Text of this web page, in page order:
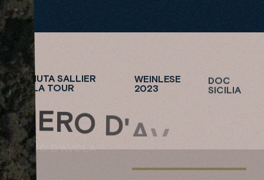
TENUTA SALLIER
DE LA TOUR
WEINLESE
2023
DOC
SICILIA
NERO D'AVO
NERO D'AVOLA
SALLIER DE LA TOUR